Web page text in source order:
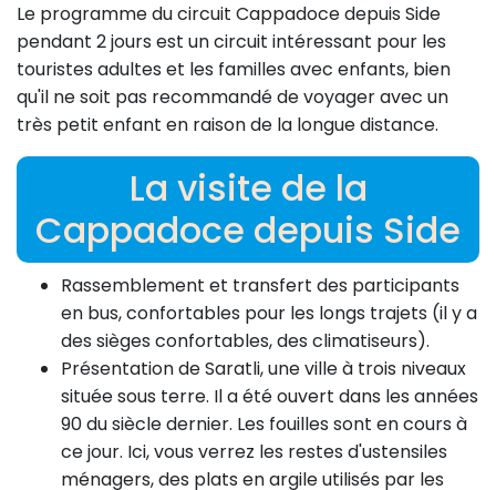
Le programme du circuit Cappadoce depuis Side
pendant 2 jours est un circuit intéressant pour les
touristes adultes et les familles avec enfants, bien
qu'il ne soit pas recommandé de voyager avec un
très petit enfant en raison de la longue distance.
La visite de la
Cappadoce depuis Side
Rassemblement et transfert des participants
en bus, confortables pour les longs trajets (il y a
des sièges confortables, des climatiseurs).
Présentation de Saratli, une ville à trois niveaux
située sous terre. Il a été ouvert dans les années
90 du siècle dernier. Les fouilles sont en cours à
ce jour. Ici, vous verrez les restes d'ustensiles
ménagers, des plats en argile utilisés par les